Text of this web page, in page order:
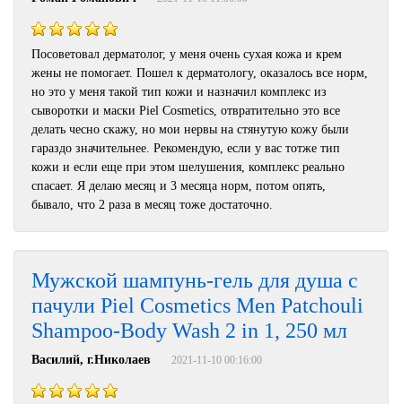
Посоветовал дерматолог, у меня очень сухая кожа и крем
жены не помогает. Пошел к дерматологу, оказалось все норм,
но это у меня такой тип кожи и назначил комплекс из
сыворотки и маски Piel Cosmetics, отвратительно это все
делать чесно скажу, но мои нервы на стянутую кожу были
гараздо значительнее. Рекомендую, если у вас тотже тип
кожи и если еще при этом шелушения, комплекс реально
спасает. Я делаю месяц и 3 месяца норм, потом опять,
бывало, что 2 раза в месяц тоже достаточно.
Мужской шампунь-гель для душа с
пачули Piel Сosmetics Men Patchouli
Shampoo-Body Wash 2 in 1, 250 мл
Василий, г.Николаев 2021-11-10 00:16:00